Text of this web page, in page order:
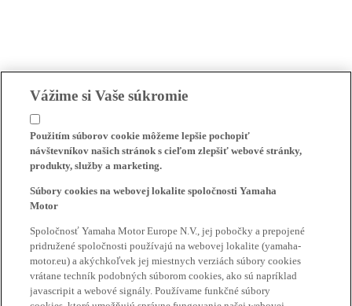
Vážime si Vaše súkromie
Použitím súborov cookie môžeme lepšie pochopiť
návštevníkov našich stránok s cieľom zlepšiť webové stránky,
produkty, služby a marketing.
Súbory cookies na webovej lokalite spoločnosti Yamaha
Motor
Spoločnosť Yamaha Motor Europe N.V., jej pobočky a prepojené
pridružené spoločnosti používajú na webovej lokalite (yamaha-
motor.eu) a akýchkoľvek jej miestnych verziách súbory cookies
vrátane techník podobných súborom cookies, ako sú napríklad
javascripit a webové signály. Používame funkčné súbory